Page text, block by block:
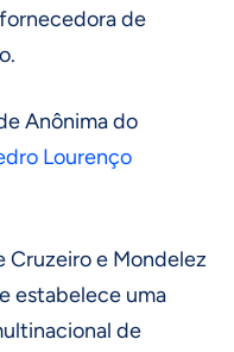
de
Anônima do
Lourenço
Cruzeiro e Mondelez
estabelece uma
de